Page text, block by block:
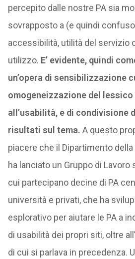
percepito dalle nostre PA sia
sovrapposto a (e quindi
accessibilità, utilità del servizio
utilizzo. E’ evidente, quindi
un’opera di sensibilizzazione
omogeneizzazione del
all’usabilità, e di condivisione
risultati sul tema. A questo
piacere che il Dipartimento
ha lanciato un Gruppo di Lavoro
cui partecipano decine di PA
università e privati, che ha
esplorativo per aiutare le PA a
di usabilità dei propri siti, oltre
di cui si parlava in precedenza.